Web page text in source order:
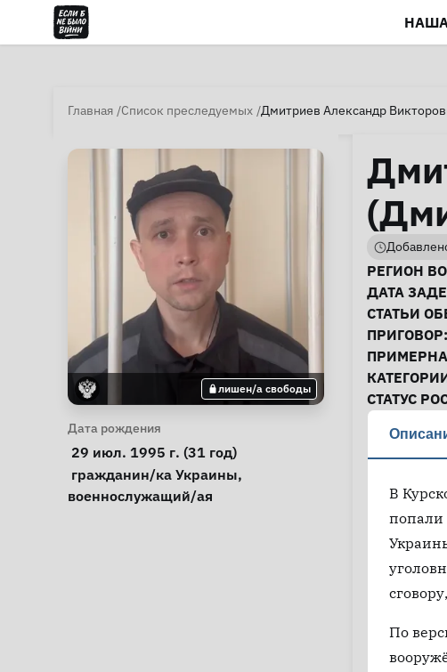
Главная Список преследуемых Дмитриев Александр
лишен/а свободы
Личная информация
Дата рождения
29 июл. 1995 г. (31 год)
Особые обстоятельства
гражданин/ка Украины
военнослужащий/ая
РЕГИОН
ДАТА
СТАТЬИ
ПРИГОВОР:
СТАТУС
В
попали
По